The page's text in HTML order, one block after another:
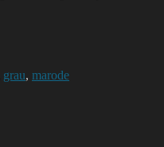
grau, marode